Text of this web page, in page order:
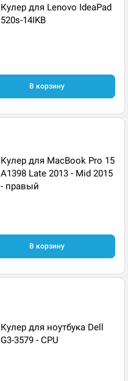
Кулер для Lenovo IdeaPad
520s-14IKB
В корзину
Кулер для MacBook Pro 15
A1398 Late 2013 - Mid 2015
- правый
В корзину
Кулер для ноутбука Dell
G3-3579 - CPU